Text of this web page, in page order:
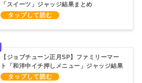
「スイーツ」ジャッジ結果まとめ
（2022/1/1）
【ジョブチューン正月SP】ファミリーマー
ト「和洋中イチ押しメニュー」ジャッジ結果
まとめ（2022/1/1）